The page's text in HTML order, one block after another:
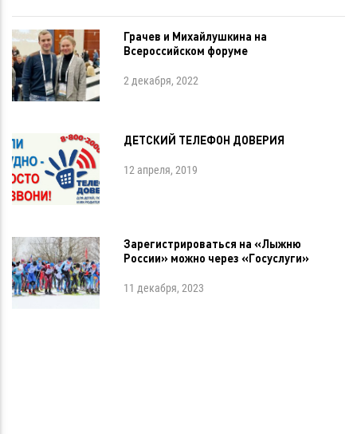
Грачев и Михайлушкина на
Всероссийском форуме
2 декабря, 2022
ДЕТСКИЙ ТЕЛЕФОН ДОВЕРИЯ
12 апреля, 2019
Зарегистрироваться на «Лыжню
России» можно через «Госуслуги»
11 декабря, 2023